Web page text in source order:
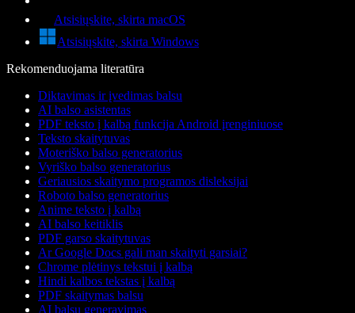
Atsisiųskite, skirta macOS
Atsisiųskite, skirta Windows
Rekomenduojama literatūra
Diktavimas ir įvedimas balsu
AI balso asistentas
PDF teksto į kalbą funkcija Android įrenginiuose
Teksto skaitytuvas
Moteriško balso generatorius
Vyriško balso generatorius
Geriausios skaitymo programos disleksijai
Roboto balso generatorius
Anime teksto į kalbą
AI balso keitiklis
PDF garso skaitytuvas
Ar Google Docs gali man skaityti garsiai?
Chrome plėtinys tekstui į kalbą
Hindi kalbos tekstas į kalbą
PDF skaitymas balsu
AI balsų generavimas